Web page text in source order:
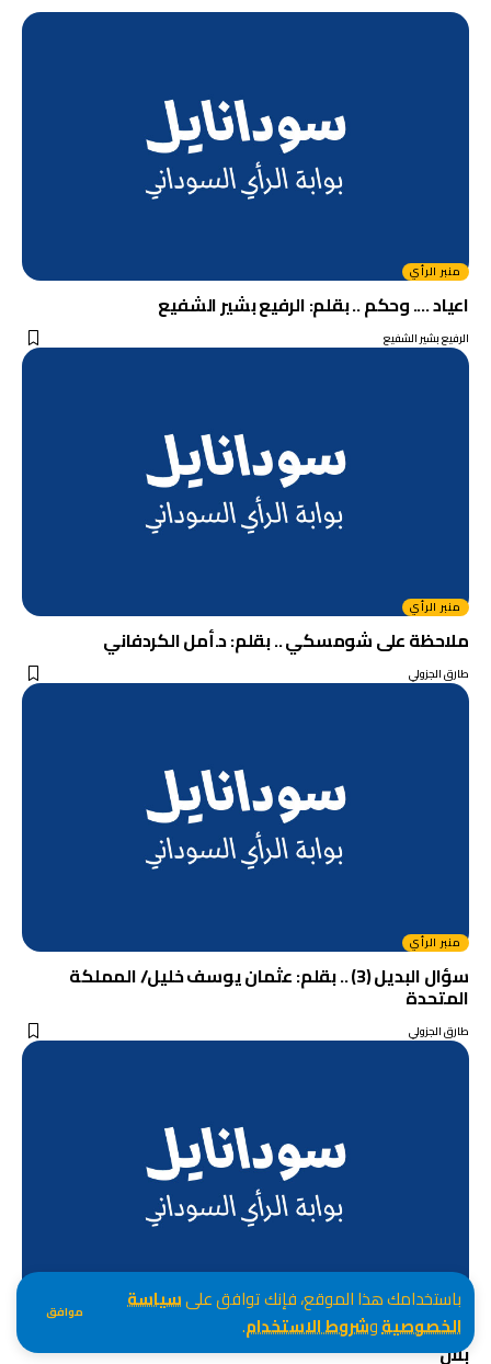
باستخدامك هذا الموقع، فإنك توافق علىسياسة
الخصوصيةوشروط الاستخدام. موافق
منبر الرأي
اعياد …. وحكم .. بقلم: الرفيع بشير الشفيع
الرفيع بشير الشفيع
منبر الرأي
ملاحظة على شومسكي .. بقلم: د.أمل الكردفاني
طارق الجزولي
منبر الرأي
سؤال البديل (3) .. بقلم: عثمان يوسف خليل/ المملكة
المتحدة
طارق الجزولي
منبر الرأي
كارثة السيول بين ندى القلعة وفرفور! .. بقلم: ضياء الدين
بلال